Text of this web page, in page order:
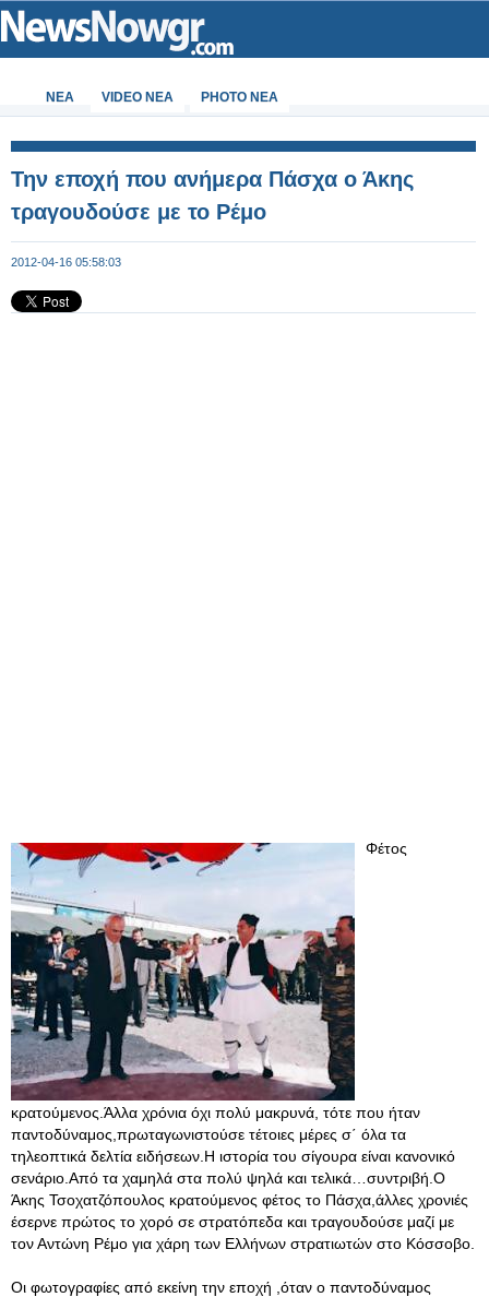
ΝΕΑ VIDEO NEA PHOTO NEA
Την εποχή που ανήμερα Πάσχα ο Άκης
τραγουδούσε με το Ρέμο
2012-04-16 05:58:03
Φέτος
κρατούμενος.Άλλα χρόνια όχι πολύ μακρυνά, τότε που ήταν
παντοδύναμος,πρωταγωνιστούσε τέτοιες μέρες σ΄ όλα τα
τηλεοπτικά δελτία ειδήσεων.Η ιστορία του σίγουρα είναι κανονικό
σενάριο.Από τα χαμηλά στα πολύ ψηλά και τελικά…συντριβή.Ο
Άκης Τσοχατζόπουλος κρατούμενος φέτος το Πάσχα,άλλες χρονιές
έσερνε πρώτος το χορό σε στρατόπεδα και τραγουδούσε μαζί με
τον Αντώνη Ρέμο για χάρη των Ελλήνων στρατιωτών στο Κόσσοβο.
Οι φωτογραφίες από εκείνη την εποχή ,όταν ο παντοδύναμος